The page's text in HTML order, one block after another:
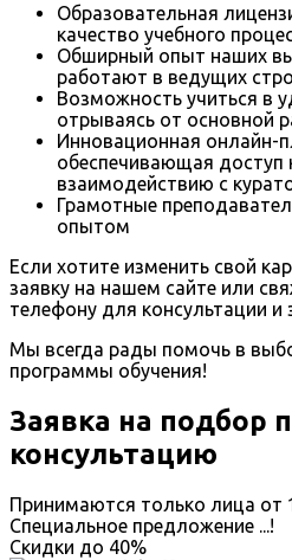
Образовательная
качество учебного
Обширный опыт наших
работают в ведущих
Возможность учиться в
отрываясь от основной
Инновационная онлайн-
обеспечивающая
взаимодействию с
Грамотные
опытом
Если хотите изменить свой
заявку на нашем сайте или
телефону для консультации и
Мы всегда рады помочь в
программы обучения!
Заявка на подбор
консультацию
Принимаются только лица от
Специальное предложение ...!
Скидки до 40%